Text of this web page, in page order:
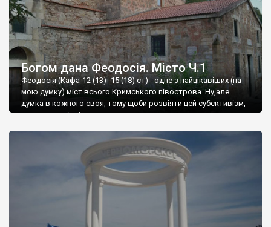
Богом дана Феодосія. Місто Ч.1
Феодосія (Кафа-12 (13) -15 (18) ст) - одне з найцікавіших (на
мою думку) міст всього Кримського півострова .Ну,але
думка в кожного своя, тому щоби розвіяти цей субєктивізм,
запрошую відвідати це